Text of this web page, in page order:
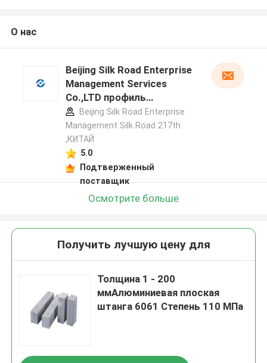
О нас
Beijing Silk Road Enterprise
Management Services
Co.,LTD профиль
производителя
Beijing Silk Road Enterprise
Management Silk Road 217th
,КИТАЙ
5.0
Подтверженный
поставщик
Осмотрите больше
Получить лучшую цену для
Толщина 1 - 200
ммАлюминиевая плоская
штанга 6061 Степень 110 МПа